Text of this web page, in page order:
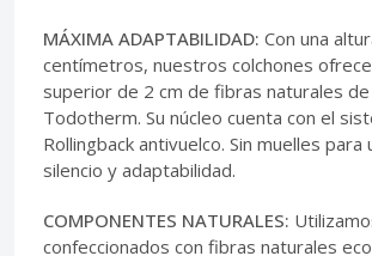
MÁXIMA ADAPTABILIDAD: Con una
centímetros, nuestros colchones
superior de 2 cm de fibras naturales de
Todotherm. Su núcleo cuenta con el
Rollingback antivuelco. Sin muelles para
silencio y adaptabilidad.
COMPONENTES NATURALES:
confeccionados con fibras naturales